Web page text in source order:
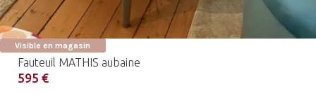
Visible en magasin
Fauteuil MATHIS aubaine
595 €